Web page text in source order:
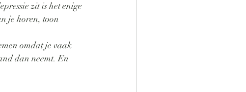
zit is het enige
je horen, toon
omdat je vaak
dan neemt. En